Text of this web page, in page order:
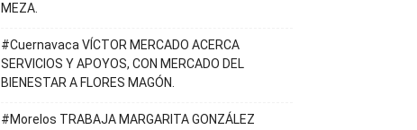
MEZA.
#Cuernavaca VÍCTOR MERCADO ACERCA
SERVICIOS Y APOYOS, CON MERCADO DEL
BIENESTAR A FLORES MAGÓN.
#Morelos TRABAJA MARGARITA GONZÁLEZ